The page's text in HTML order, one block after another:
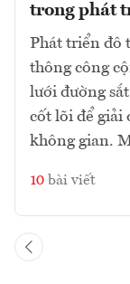
trong phát
Phát triển đô
thông công
lưới đường
cốt lõi để giải
không gian.
10 bài viết